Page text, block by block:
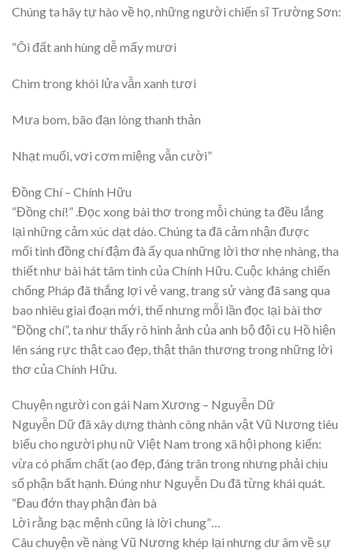
Chúng ta hãy tự hào về họ, những người chiến sĩ Trường Sơn:
“Ôi đất anh hùng dễ mấy mươi
Chìm trong khói lửa vẫn xanh tươi
Mưa bom, bão đạn lòng thanh thản
Nhạt muối, vơi cơm miệng vẫn cười”
Đồng Chí – Chính Hữu
“Đồng chí!” .Đọc xong bài thơ trong mỗi chúng ta đều lắng
lại những cảm xúc dạt dào. Chúng ta đã cảm nhận được
mối tình đồng chí đậm đà ấy qua những lời thơ nhẹ nhàng, tha
thiết như bài hát tâm tình của Chính Hữu. Cuộc kháng chiến
chống Pháp đã thắng lợi vẻ vang, trang sử vàng đã sang qua
bao nhiêu giai đoạn mới, thế nhưng mỗi lần đọc lại bài thơ
“Đồng chí”, ta như thấy rõ hình ảnh của anh bộ đội cụ Hồ hiện
lên sáng rực thật cao đẹp, thật thân thương trong những lời
thơ của Chính Hữu.
Chuyện người con gái Nam Xương – Nguyễn Dữ
Nguyễn Dữ đã xây dựng thành công nhân vật Vũ Nương tiêu
biểu cho người phụ nữ Việt Nam trong xã hội phong kiến:
vừa có phẩm chất (ao đẹp, đáng trân trong nhưng phải chịu
số phận bất hạnh. Đúng như Nguyễn Du đã từng khái quát.
“Đau đớn thay phận đàn bà
Lời rằng bạc mệnh cũng là lời chung”…
Câu chuyện về nàng Vũ Nương khép lại nhưng dư âm về sự